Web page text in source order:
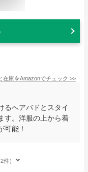
在庫をAmazonでチェック >>
るへアバドとスタイ
す。洋服の上から着
可能！
）